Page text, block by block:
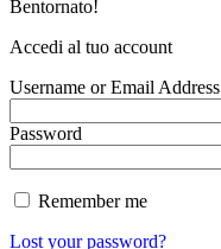
Bentornato!
Accedi al tuo account
Username or Email Address
Password
Remember me
Lost your password?